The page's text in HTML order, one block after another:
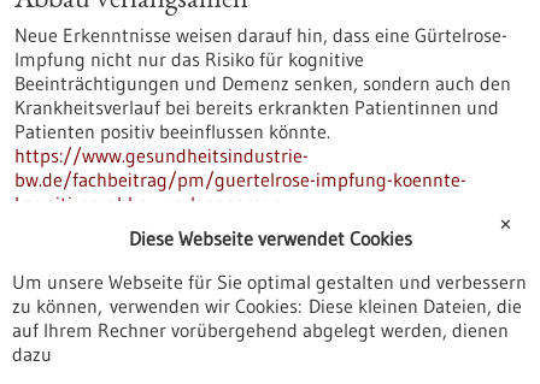
Neue Erkenntnisse weisen darauf hin, dass eine Gürtelrose-
Impfung nicht nur das Risiko für kognitive
Beeinträchtigungen und Demenz senken, sondern auch den
Krankheitsverlauf bei bereits erkrankten Patientinnen und
Patienten positiv beeinflussen könnte.
https://www.gesundheitsindustrie-
bw.de/fachbeitrag/pm/guertelrose-impfung-koennte-
kognitiven-abbau-verlangsamen
3 Fragen an... - 17.02.2026
Prof. Dr. Mark Dominik Alscher,
Geschäftsführer Bosch Health Campus
✕
Diese Webseite verwendet Cookies
Um unsere Webseite für Sie optimal gestalten und verbessern
zu können, verwenden wir Cookies: Diese kleinen Dateien, die
auf Ihrem Rechner vorübergehend abgelegt werden, dienen
dazu